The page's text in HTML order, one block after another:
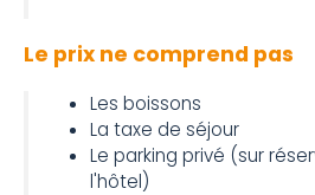
Le prix ne comprend pas
Les boissons
La taxe de séjour
Le parking privé (sur
l'hôtel)